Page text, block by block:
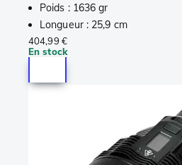
Poids : 1636 gr
Longueur : 25,9 cm
404,99 €
En stock